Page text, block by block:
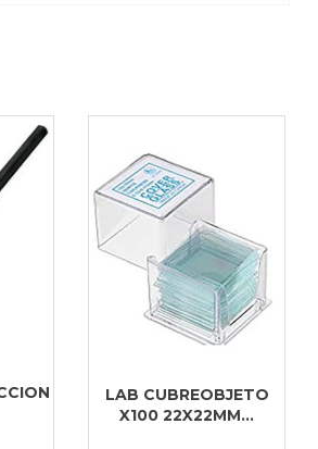
LAB CUBREOBJETO
X100 22X22MM...